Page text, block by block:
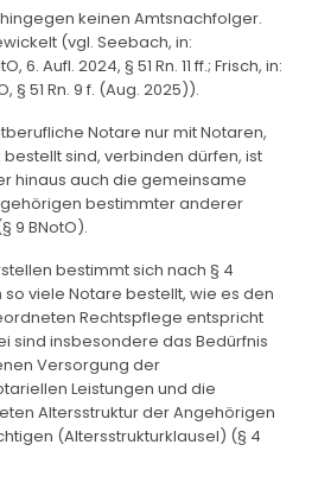
keinen Amtsnachfolger.
(vgl. Seebach, in:
6. Aufl. 2024, § 51 Rn. 11 ff.; Frisch, in:
§ 51 Rn. 9 f. (Aug. 2025)).
Notare nur mit Notaren,
sind, verbinden dürfen, ist
hinaus auch die gemeinsame
bestimmter anderer
9 BNotO).
bestimmt sich nach § 4
viele Notare bestellt, wie es den
Rechtspflege entspricht
sind insbesondere das Bedürfnis
Versorgung der
Leistungen und die
Altersstruktur der Angehörigen
(Altersstrukturklausel) (§ 4